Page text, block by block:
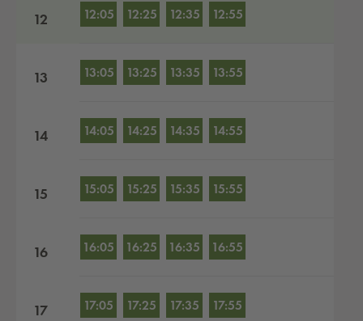
12 12:05 12:25 12:35 12:55
13 13:05 13:25 13:35 13:55
14 14:05 14:25 14:35 14:55
15 15:05 15:25 15:35 15:55
16 16:05 16:25 16:35 16:55
17 17:05 17:25 17:35 17:55